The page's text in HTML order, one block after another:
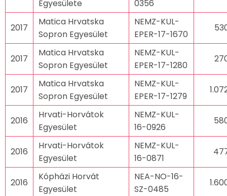
Egyesülete
0356
2017
Matica Hrvatska
Sopron Egyesület
NEMZ-KUL-
EPER-17-1670
2017
Matica Hrvatska
Sopron Egyesület
NEMZ-KUL-
EPER-17-1280
2017
Matica Hrvatska
Sopron Egyesület
NEMZ-KUL-
EPER-17-1279
2016
Hrvati-Horvátok
Egyesület
NEMZ-KUL-
16-0926
2016
Hrvati-Horvátok
Egyesület
NEMZ-KUL-
16-0871
2016
Kópházi Horvát
Egyesület
NEA-NO-16-
SZ-0485